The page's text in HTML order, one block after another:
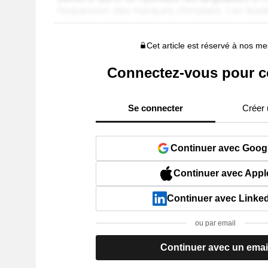
Cet article est réservé à nos
Connectez-vous pour
Se connecter Créer
Continuer avec
Continuer avec
Continuer avec
ou par email
Continuer avec un email